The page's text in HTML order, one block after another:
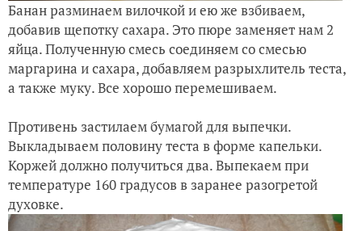
Банан разминаем вилочкой и ею же взбиваем,
добавив щепотку сахара. Это пюре заменяет нам 2
яйца. Полученную смесь соединяем со смесью
маргарина и сахара, добавляем разрыхлитель теста,
а также муку. Все хорошо перемешиваем.
Противень застилаем бумагой для выпечки.
Выкладываем половину теста в форме капельки.
Коржей должно получиться два. Выпекаем при
температуре 160 градусов в заранее разогретой
духовке.